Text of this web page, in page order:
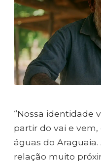
“Nossa identidade
partir do vai e
águas do
relação muito